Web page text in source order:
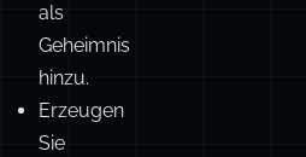
als
Geheimnis
hinzu.
Erzeugen
Sie